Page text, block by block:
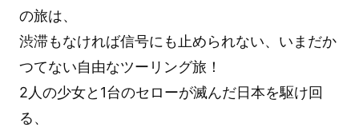
の旅は、
渋滞もなければ信号にも止められない、いまだか
つてない自由なツーリング旅！
2人の少女と1台のセローが滅んだ日本を駆け回
る、